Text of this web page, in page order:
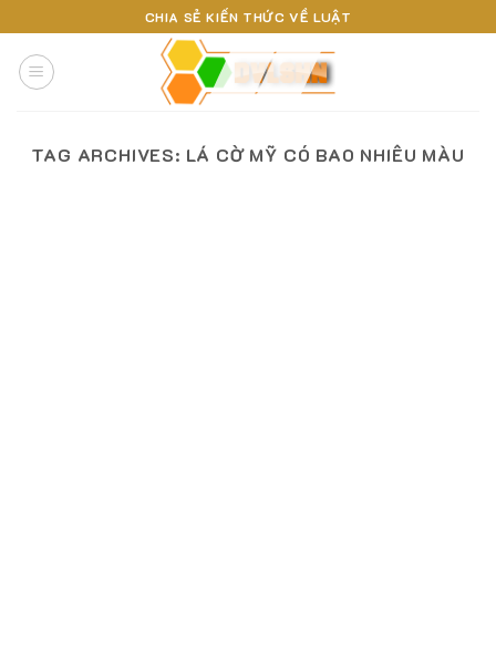
to
content
CHIA SẺ KIẾN THỨC VỀ LUẬT
TAG ARCHIVES: LÁ CỜ MỸ CÓ BAO NHIÊU MÀU